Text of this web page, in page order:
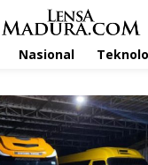
Nasional